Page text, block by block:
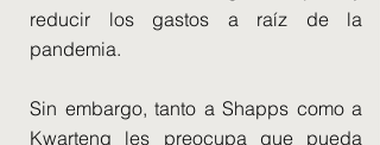
reducir los gastos a raíz de la
pandemia.
Sin embargo, tanto a Shapps como a
Kwarteng les preocupa que pueda